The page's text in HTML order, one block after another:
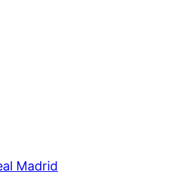
Madrid